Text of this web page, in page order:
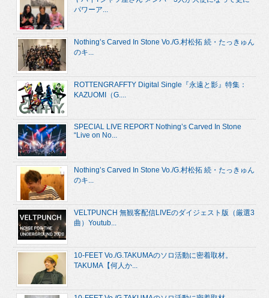
パワーア...
Nothing’s Carved In Stone Vo./G.村松拓 続・たっきゅん
のキ...
ROTTENGRAFFTY Digital Single『永遠と影』特集：
KAZUOMI（G....
SPECIAL LIVE REPORT Nothing’s Carved In Stone
“Live on No...
Nothing’s Carved In Stone Vo./G.村松拓 続・たっきゅん
のキ...
VELTPUNCH 無観客配信LIVEのダイジェスト版（厳選3
曲）Youtub...
10-FEET Vo./G.TAKUMAのソロ活動に密着取材。
TAKUMA【何人か...